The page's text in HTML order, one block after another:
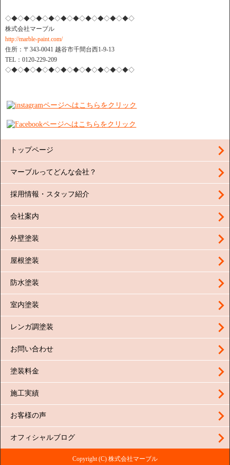
◇◆◇◆◇◆◇◆◇◆◇◆◇◆◇◆◇◆◇◆◇
株式会社マーブル
http://marble-paint.com/
住所：〒343-0041 越谷市千間台西1-9-13
TEL：0120-229-209
◇◆◇◆◇◆◇◆◇◆◇◆◇◆◇◆◇◆◇◆◇
トップページ
マーブルってどんな会社？
採用情報・スタッフ紹介
会社案内
外壁塗装
屋根塗装
防水塗装
室内塗装
レンガ調塗装
お問い合わせ
塗装料金
施工実績
お客様の声
オフィシャルブログ
Copyright (C) 株式会社マーブル